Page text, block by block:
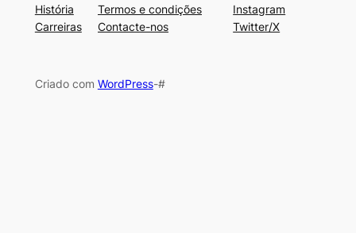
História
Carreiras
Termos e condições
Contacte-nos
Instagram
Twitter/X
Criado com WordPress-#